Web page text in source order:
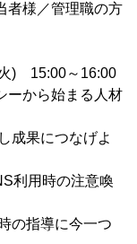
者様／管理職の方
15:00～16:00
から始まる人材
つなげよ
用時の注意喚
に今一つ